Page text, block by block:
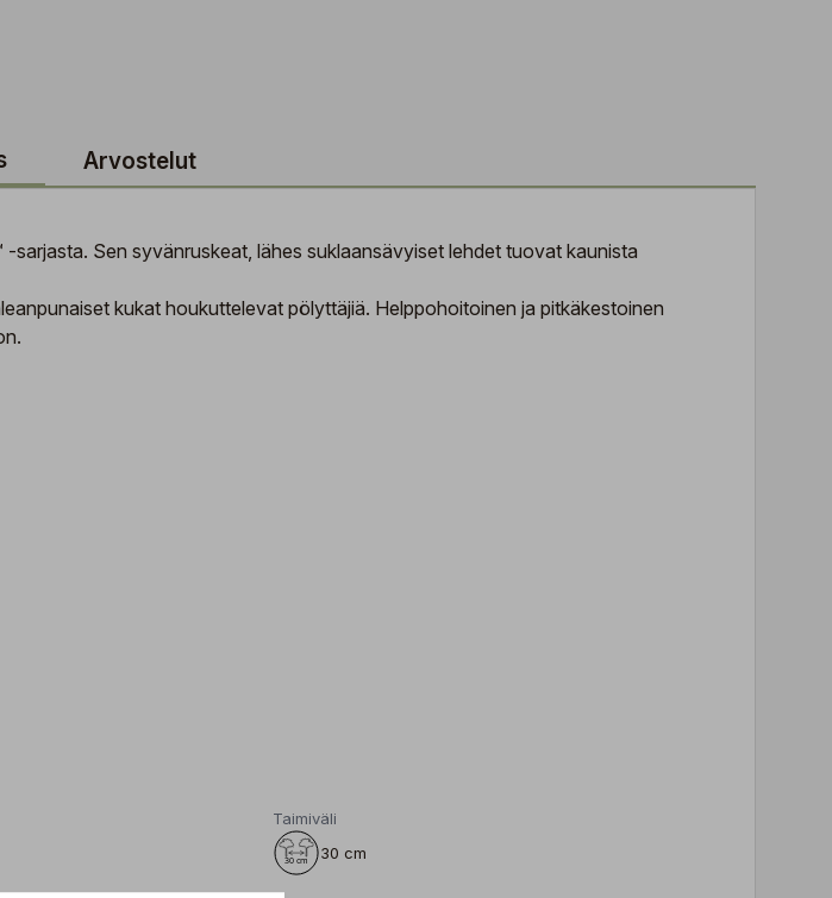
Arvostelut
Sen syvänruskeat, lähes suklaansävyiset lehdet tuovat kaunista
kukat houkuttelevat pölyttäjiä. Helppohoitoinen ja pitkäkestoinen
Taimiväli
30 cm